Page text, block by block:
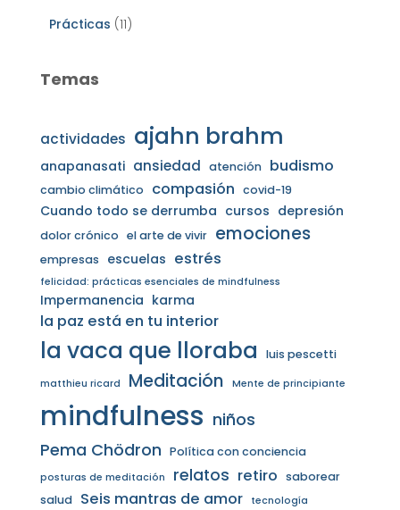
Prácticas (11)
Temas
actividades ajahn brahm
anapanasati ansiedad atención budismo
cambio climático compasión covid-19
Cuando todo se derrumba cursos depresión
dolor crónico el arte de vivir emociones
empresas escuelas estrés
felicidad: prácticas esenciales de mindfulness
Impermanencia karma
la paz está en tu interior
la vaca que lloraba luis pescetti
matthieu ricard Meditación Mente de principiante
mindfulness niños
Pema Chödron Política con conciencia
posturas de meditación relatos retiro saborear
salud Seis mantras de amor tecnología